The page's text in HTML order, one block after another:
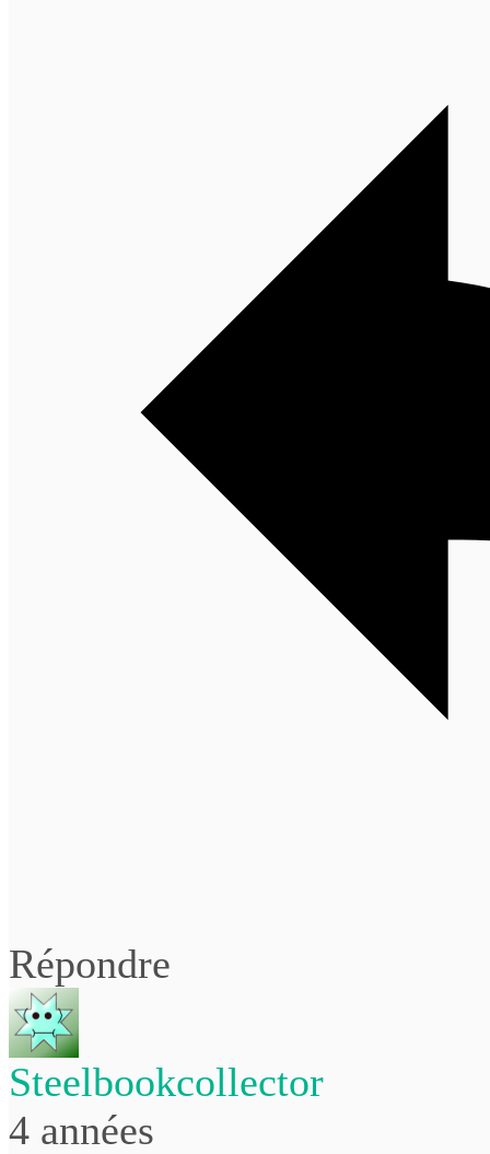
Répondre
Steelbookcollector
4 années